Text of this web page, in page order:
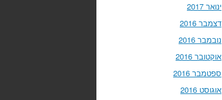
ינואר 2017
דצמבר 2016
נובמבר 2016
אוקטובר 2016
ספטמבר 2016
אוגוסט 2016